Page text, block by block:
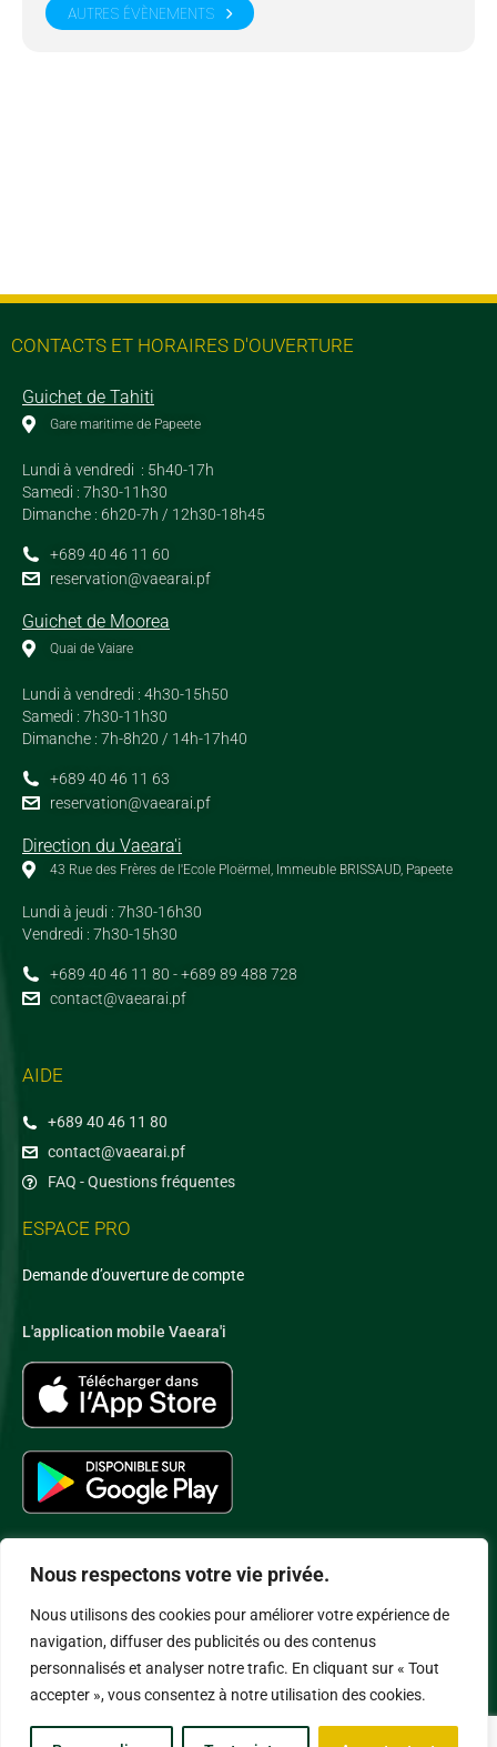
Nous respectons votre vie privée.
Nous utilisons des cookies pour améliorer votre expérience de
navigation, diffuser des publicités ou des contenus
personnalisés et analyser notre trafic. En cliquant sur « Tout
accepter », vous consentez à notre utilisation des cookies.
AUTRES ÉVÈNEMENTS
CONTACTS ET HORAIRES D'OUVERTURE
Guichet de Tahiti
Gare maritime de Papeete
Lundi à vendredi : 5h40-17h
Samedi : 7h30-11h30
Dimanche : 6h20-7h / 12h30-18h45
+689 40 46 11 60
reservation@vaearai.pf
Guichet de Moorea
Quai de Vaiare
Lundi à vendredi : 4h30-15h50
Samedi : 7h30-11h30
Dimanche : 7h-8h20 / 14h-17h40
+689 40 46 11 63
reservation@vaearai.pf
Direction du Vaeara'i
43 Rue des Frères de l'Ecole Ploërmel, Immeuble BRISSAUD, Papeete
Lundi à jeudi : 7h30-16h30
Vendredi : 7h30-15h30
+689 40 46 11 80 - +689 89 488 728
contact@vaearai.pf
AIDE
+689 40 46 11 80
contact@vaearai.pf
FAQ - Questions fréquentes
ESPACE PRO
Demande d’ouverture de compte
L'application mobile Vaeara'i
Conditions Générales de Vente –Politique de Confidentialité–
Politique Cookies
Mentions légales